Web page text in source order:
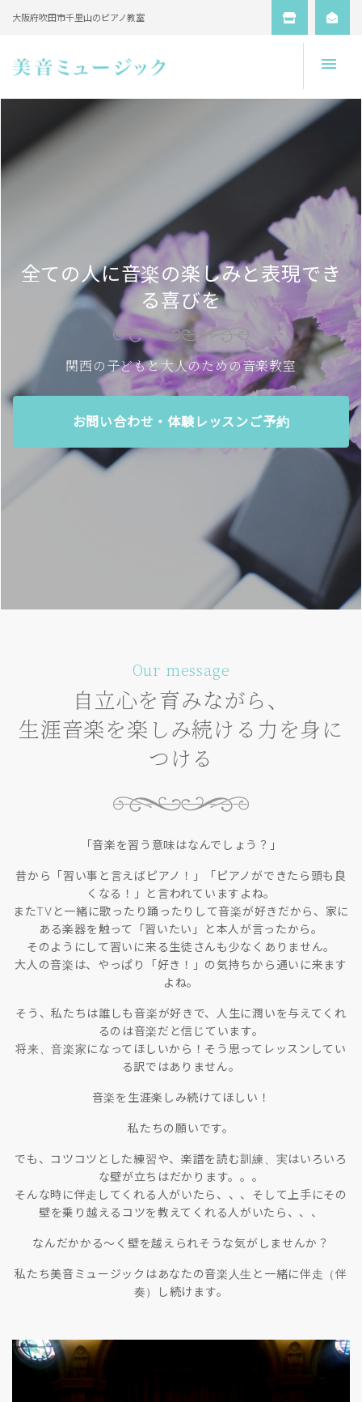
大阪府吹田市千里山のピアノ教室
全ての人に音楽の楽しみと表現でき
る喜びを
関西の子どもと大人のための音楽教室
お問い合わせ・体験レッスンご予約
Our message
自立心を育みながら、
生涯音楽を楽しみ続ける力を身に
つける
「音楽を習う意味はなんでしょう？」
昔から「習い事と言えばピアノ！」「ピアノができたら頭も良
くなる！」と言われていますよね。
またTVと一緒に歌ったり踊ったりして音楽が好きだから、家に
ある楽器を触って「習いたい」と本人が言ったから。
そのようにして習いに来る生徒さんも少なくありません。
大人の音楽は、やっぱり「好き！」の気持ちから通いに来ます
よね。
そう、私たちは誰しも音楽が好きで、人生に潤いを与えてくれ
るのは音楽だと信じています。
将来、音楽家になってほしいから！そう思ってレッスンしてい
る訳ではありません。
音楽を生涯楽しみ続けてほしい！
私たちの願いです。
でも、コツコツとした練習や、楽譜を読む訓練、実はいろいろ
な壁が立ちはだかります。。。
そんな時に伴走してくれる人がいたら、、、そして上手にその
壁を乗り越えるコツを教えてくれる人がいたら、、、
なんだかかる〜く壁を越えられそうな気がしませんか？
私たち美音ミュージックはあなたの音楽人生と一緒に伴走（伴
奏）し続けます。